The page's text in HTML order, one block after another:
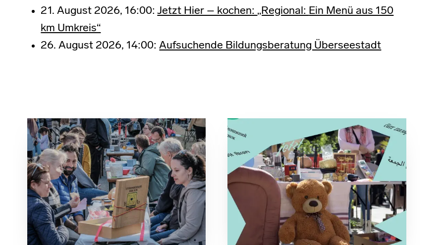
21. August 2026, 16:00:Jetzt Hier – kochen: „Regional: Ein Menü aus 150
km Umkreis“
26. August 2026, 14:00:Aufsuchende Bildungsberatung Überseestadt